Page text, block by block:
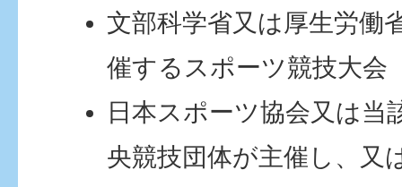
文部科学省又は厚生労働
催するスポーツ競技大会
日本スポーツ協会又は当
央競技団体が主催し、又